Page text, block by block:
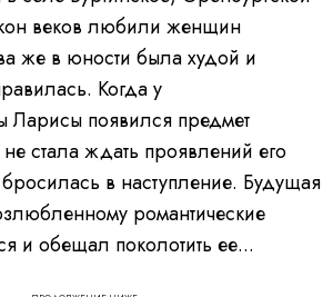
веков любили женщин
же в юности была худой и
Когда у
Ларисы появился предмет
стала ждать проявлений его
в наступление. Будущая
романтические
и обещал поколотить ее...